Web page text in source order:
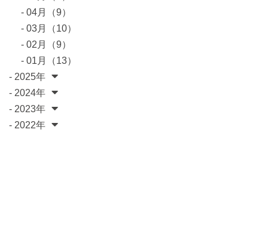
- 04月（9）
- 03月（10）
- 02月（9）
- 01月（13）
- 2025年
- 2024年
- 2023年
- 2022年